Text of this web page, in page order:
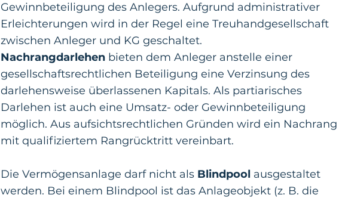
Gewinnbeteiligung des Anlegers. Aufgrund administrativer
Erleichterungen wird in der Regel eine Treuhandgesellschaft
zwischen Anleger und KG geschaltet.
Nachrangdarlehen bieten dem Anleger anstelle einer
gesellschaftsrechtlichen Beteiligung eine Verzinsung des
darlehensweise überlassenen Kapitals. Als partiarisches
Darlehen ist auch eine Umsatz- oder Gewinnbeteiligung
möglich. Aus aufsichtsrechtlichen Gründen wird ein Nachrang
mit qualifiziertem Rangrücktritt vereinbart.
Die Vermögensanlage darf nicht als Blindpool ausgestaltet
werden. Bei einem Blindpool ist das Anlageobjekt (z. B. die